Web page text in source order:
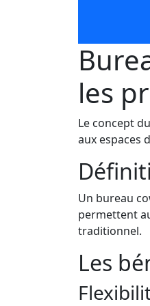
les
Le concept
aux espaces
Un bureau
permettent
traditionnel.
Les